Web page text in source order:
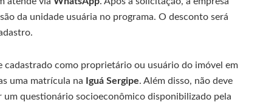
da unidade usuária no programa. O desconto será
como proprietário ou usuário do imóvel em
uma matrícula na
Iguá Sergipe. Além disso, não deve
questionário socioeconômico disponibilizado pela